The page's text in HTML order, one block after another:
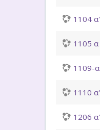
1104
1105
1109-
1110
1206